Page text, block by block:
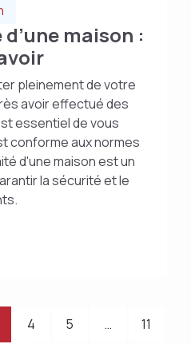
maison :
pleinement de votre
avoir effectué des
essentiel de vous
conforme aux normes
d'une maison est un
la sécurité et le
4 5 … 11